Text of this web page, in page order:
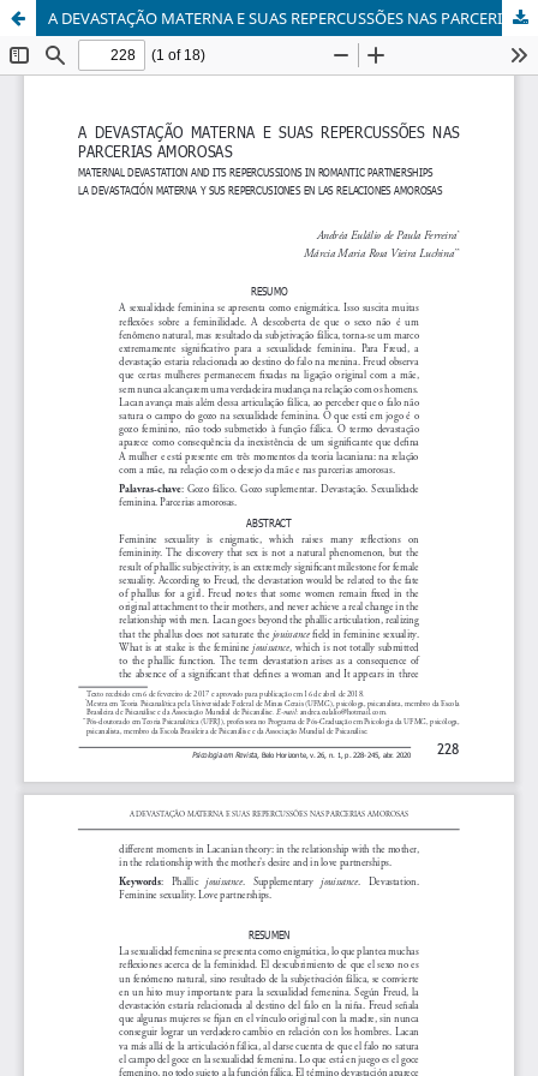
A DEVASTAÇÃO MATERNA E SUAS REPERCUSSÕES NAS PARCERIAS AMOROSAS